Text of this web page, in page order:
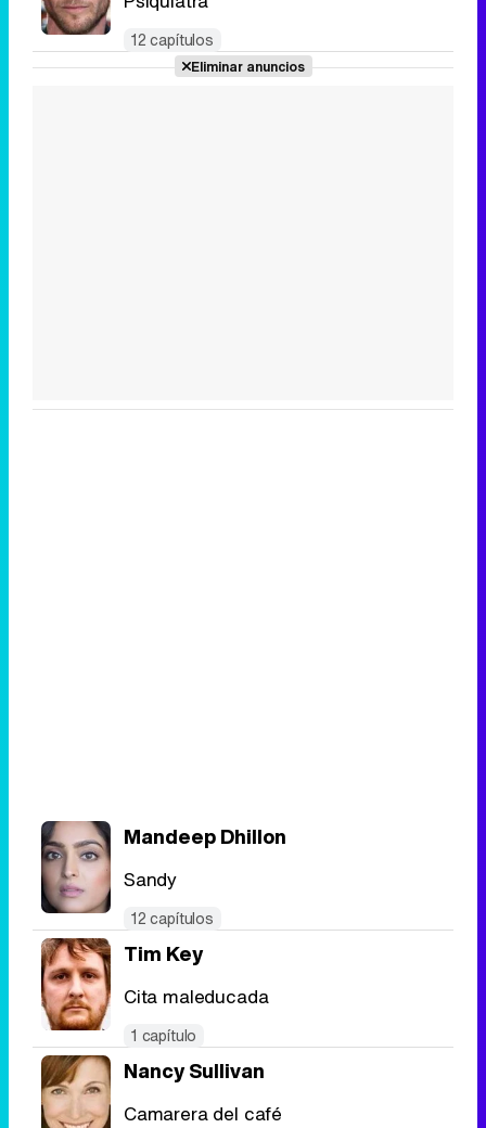
12 capítulos
Eliminar anuncios
Mandeep Dhillon
Sandy
12 capítulos
Tim Key
Cita maleducada
1 capítulo
Nancy Sullivan
Camarera del café